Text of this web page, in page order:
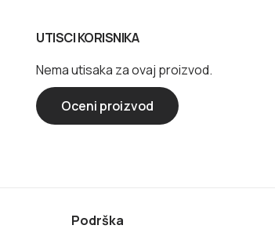
UTISCI KORISNIKA
Nema utisaka za ovaj proizvod.
Oceni proizvod
Podrška